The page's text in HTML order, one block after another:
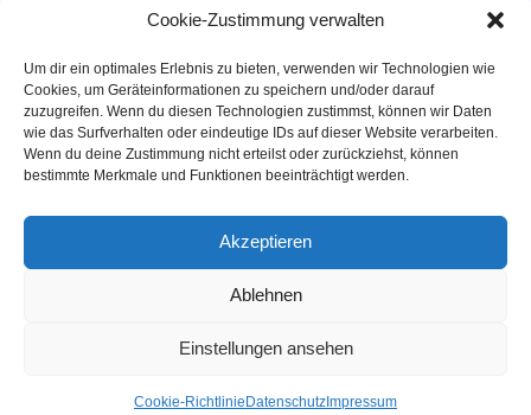
Cookie-Zustimmung verwalten
Um dir ein optimales Erlebnis zu bieten, verwenden wir Technologien wie
Cookies, um Geräteinformationen zu speichern und/oder darauf
zuzugreifen. Wenn du diesen Technologien zustimmst, können wir Daten
wie das Surfverhalten oder eindeutige IDs auf dieser Website verarbeiten.
Wenn du deine Zustimmung nicht erteilst oder zurückziehst, können
bestimmte Merkmale und Funktionen beeinträchtigt werden.
Akzeptieren
Ablehnen
Einstellungen ansehen
Cookie-RichtlinieDatenschutzImpressum
Rechtsanwaltsgesellschaft mbH
Tiergartenstraße 28 A
D-47533 Kleve
Tel.:02821 89935-00
Fax: 02821 89935-10
IMPRESSUM & DATENSCHUTZ
Datenschutzeinstellungen Benutzer
Cookie-Richtlinie (EU)